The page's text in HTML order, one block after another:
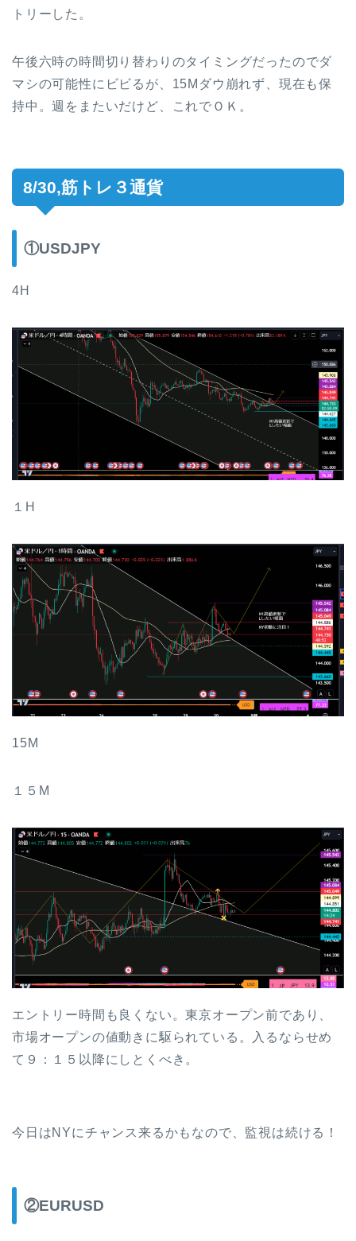
トリーした。
午後六時の時間切り替わりのタイミングだったのでダ
マシの可能性にビビるが、15Mダウ崩れず、現在も保
持中。週をまたいだけど、これでＯＫ。
8/30,筋トレ３通貨
①USDJPY
4H
１H
15M
１５M
エントリー時間も良くない。東京オープン前であり、
市場オープンの値動きに駆られている。入るならせめ
て９：１５以降にしとくべき。
今日はNYにチャンス来るかもなので、監視は続ける！
②EURUSD